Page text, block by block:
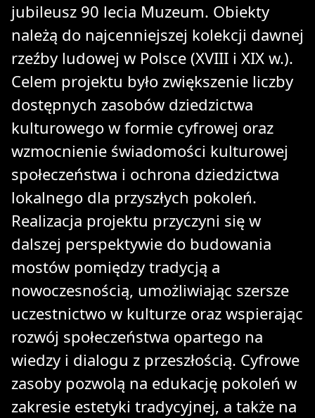
jubileusz 90 lecia Muzeum. Obiekty
należą do najcenniejszej kolekcji dawnej
rzeźby ludowej w Polsce (XVIII i XIX w.).
Celem projektu było zwiększenie liczby
dostępnych zasobów dziedzictwa
kulturowego w formie cyfrowej oraz
wzmocnienie świadomości kulturowej
społeczeństwa i ochrona dziedzictwa
lokalnego dla przyszłych pokoleń.
Realizacja projektu przyczyni się w
dalszej perspektywie do budowania
mostów pomiędzy tradycją a
nowoczesnością, umożliwiając szersze
uczestnictwo w kulturze oraz wspierając
rozwój społeczeństwa opartego na
wiedzy i dialogu z przeszłością. Cyfrowe
zasoby pozwolą na edukację pokoleń w
zakresie estetyki tradycyjnej, a także na